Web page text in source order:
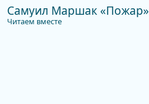
Самуил Маршак «Пожар»
Читаем вместе